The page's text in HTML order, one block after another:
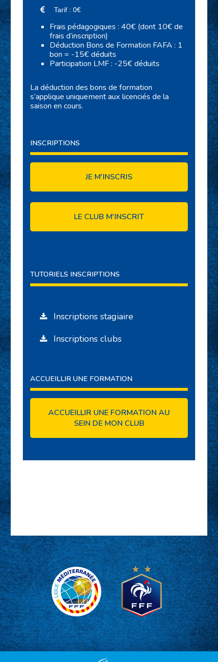
Tarif : 0€
Frais pédagogiques : 40€ (dont 10€ de
frais d’inscription)
Déduction Bons de Formation FAFA : 1
bon = -15€ déduits
Participation LMF : -25€ déduits
La déduction des bons de formation
s’applique uniquement aux licenciés de la
saison en cours.
INSCRIPTIONS
JE M'INSCRIS
LE CLUB M'INSCRIT
TUTORIELS INSCRIPTIONS
Inscriptions stagiaire
Inscriptions clubs
ACCUEILLIR UNE FORMATION
ACCUEILLIR UNE FORMATION AU
SEIN DE MON CLUB